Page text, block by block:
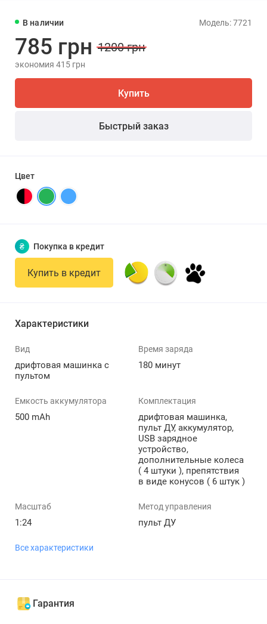
В наличии Модель: 7721
785 грн 1200 грн
экономия 415 грн
Купить
Быстрый заказ
₴ Покупка в кредит
Купить в кредит
Цвет
Характеристики
Вид
дрифтовая машинка с
пультом
Время заряда
180 минут
Емкость аккумулятора
500 mAh
Комплектация
дрифтовая машинка,
пульт ДУ, аккумулятор,
USB зарядное
устройство,
дополнительные колеса
( 4 штуки ), препятствия
в виде конусов ( 6 штук )
Масштаб
1:24
Метод управления
пульт ДУ
Все характеристики
Гарантия